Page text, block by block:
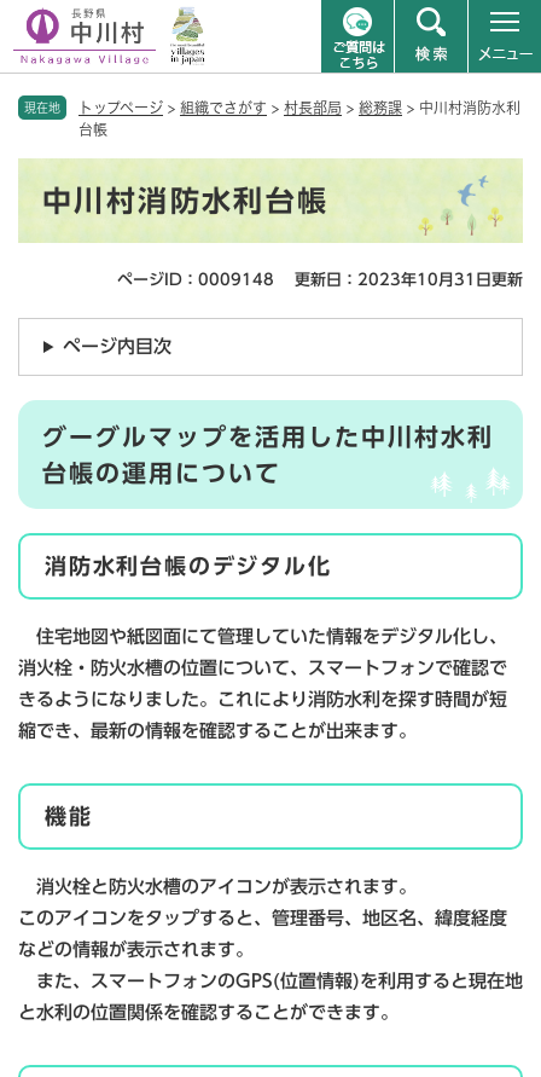
現在地 トップページ > 組織でさがす > 村長部局 > 総務課 > 中川村消防水利
台帳
中川村消防水利台帳
ページID：0009148 更新日：2023年10月31日更新
ページ内目次
グーグルマップを活用した中川村水利
台帳の運用について
消防水利台帳のデジタル化
住宅地図や紙図面にて管理していた情報をデジタル化し、
消火栓・防火水槽の位置について、スマートフォンで確認で
きるようになりました。これにより消防水利を探す時間が短
縮でき、最新の情報を確認することが出来ます。
機能
消火栓と防火水槽のアイコンが表示されます。
このアイコンをタップすると、管理番号、地区名、緯度経度
などの情報が表示されます。
また、スマートフォンのGPS(位置情報)を利用すると現在地
と水利の位置関係を確認することができます。